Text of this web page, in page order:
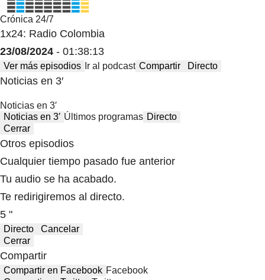
Crónica 24/7
1x24: Radio Colombia
23/08/2024 - 01:38:13
Ver más episodios Ir al podcast Compartir Directo
Noticias en 3′
Noticias en 3′
Noticias en 3′ Últimos programas Directo
Cerrar
Otros episodios
Cualquier tiempo pasado fue anterior
Tu audio se ha acabado.
Te redirigiremos al directo.
5 "
Directo
Cancelar
Cerrar
Compartir
Compartir en Facebook Facebook